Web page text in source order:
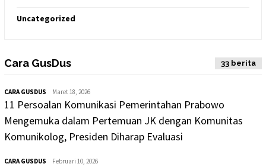
Uncategorized
Indeks
Cara GusDus 33 berita
CARA GUSDUS Maret 18, 2026
11 Persoalan Komunikasi Pemerintahan Prabowo
Mengemuka dalam Pertemuan JK dengan Komunitas
Komunikolog, Presiden Diharap Evaluasi
CARA GUSDUS Februari 10, 2026